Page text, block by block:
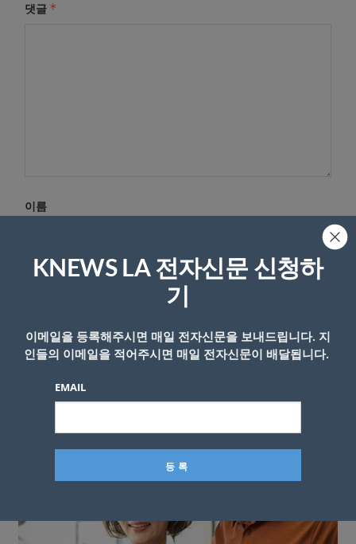
댓글 *
이름
KNEWS LA 전자신문 신청하
기
이메일을 등록해주시면 매일 전자신문을 보내드립니다. 지
인들의 이메일을 적어주시면 매일 전자신문이 배달됩니다.
EMAIL